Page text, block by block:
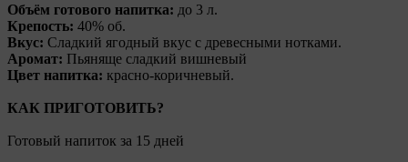
Объём готового напитка: до 3 л.
Крепость: 40% об.
Вкус: Сладкий ягодный вкус с древесными нотками.
Аромат: Пьяняще сладкий вишневый
Цвет напитка: красно-коричневый.
КАК ПРИГОТОВИТЬ?
Готовый напиток за 15 дней